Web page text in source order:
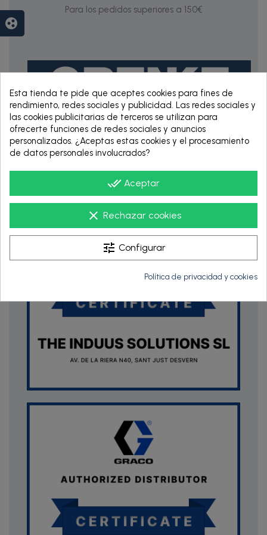
Para los pedidos superiores a 150€
RENTING DE 12
HASTA 60 MESES
Esta tienda te pide que aceptes cookies para fines de
rendimiento, redes sociales y publicidad. Las redes sociales y
las cookies publicitarias de terceros se utilizan para
ofrecerte funciones de redes sociales y anuncios
personalizados. ¿Aceptas estas cookies y el procesamiento
de datos personales involucrados?
done_all Aceptar
clear Rechazar cookies
tune Configurar
Política de privacidad y cookies
group_work